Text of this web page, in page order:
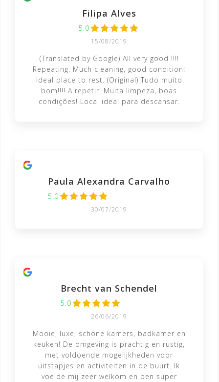
Filipa Alves
5.0
15/08/2019
(Translated by Google) All very good !!!!
Repeating. Much cleaning, good condition!
Ideal place to rest. (Original) Tudo muito
bom!!!! A repetir. Muita limpeza, boas
condições! Local ideal para descansar.
Paula Alexandra Carvalho
5.0
30/07/2019
Brecht van Schendel
5.0
26/06/2019
Mooie, luxe, schone kamers, badkamer en
keuken! De omgeving is prachtig en rustig,
met voldoende mogelijkheden voor
uitstapjes en activiteiten in de buurt. Ik
voelde mij zeer welkom en ben super